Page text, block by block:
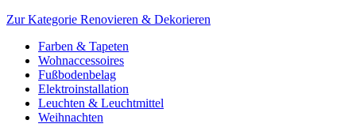
Zur Kategorie Renovieren & Dekorieren
Farben & Tapeten
Wohnaccessoires
Fußbodenbelag
Elektroinstallation
Leuchten & Leuchtmittel
Weihnachten